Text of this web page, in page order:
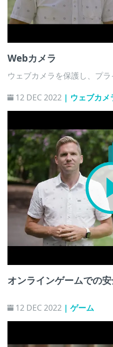
Webカメラ
ウェブカメラを保護し、プラ
12 DEC 2022 | ウェブカメ
オンラインゲームでの
12 DEC 2022 | ゲーム